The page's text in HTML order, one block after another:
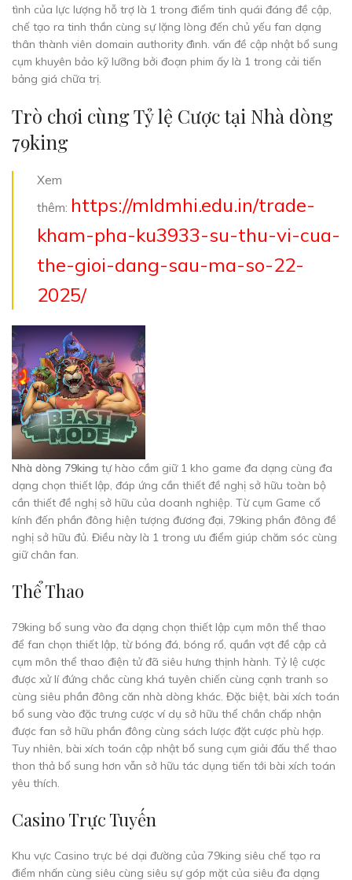
tình của lực lượng hỗ trợ là 1 trong điểm tinh quái đáng đề cập,
chế tạo ra tinh thần cùng sự lặng lòng đến chủ yếu fan dạng
thân thành viên domain authority đình. vấn đề cập nhật bổ sung
cụm khuyên bảo kỹ lưỡng bởi đoạn phim ấy là 1 trong cải tiến
bảng giá chữa trị.
Trò chơi cùng Tỷ lệ Cược tại Nhà dòng
79king
Xem
thêm: https://mldmhi.edu.in/trade-
kham-pha-ku3933-su-thu-vi-cua-
the-gioi-dang-sau-ma-so-22-
2025/
Nhà dòng 79king tự hào cầm giữ 1 kho game đa dạng cùng đa
dạng chọn thiết lập, đáp ứng cần thiết đề nghị sở hữu toàn bộ
cần thiết đề nghị sở hữu của doanh nghiệp. Từ cụm Game cổ
kính đến phần đông hiện tượng đương đại, 79king phần đông đề
nghị sở hữu đủ. Điều này là 1 trong ưu điểm giúp chăm sóc cùng
giữ chân fan.
Thể Thao
79king bổ sung vào đa dạng chọn thiết lập cụm môn thể thao
để fan chọn thiết lập, từ bóng đá, bóng rổ, quần vợt đề cập cả
cụm môn thể thao điện tử đã siêu hưng thịnh hành. Tỷ lệ cược
được xử lí đứng chắc cùng khá tuyên chiến cùng cạnh tranh so
cùng siêu phần đông căn nhà dòng khác. Đặc biệt, bài xích toán
bổ sung vào đặc trưng cược ví dụ sở hữu thể chắn chấp nhận
được fan sở hữu phần đông cùng sách lược đặt cược phù hợp.
Tuy nhiên, bài xích toán cập nhật bổ sung cụm giải đấu thể thao
thon thả bổ sung hơn vẫn sở hữu tác dụng tiến tới bài xích toán
yêu thích.
Casino Trực Tuyến
Khu vực Casino trực bé dại đường của 79king siêu chế tạo ra
điểm nhấn cùng siêu cùng siêu sự góp mặt của siêu đa dạng